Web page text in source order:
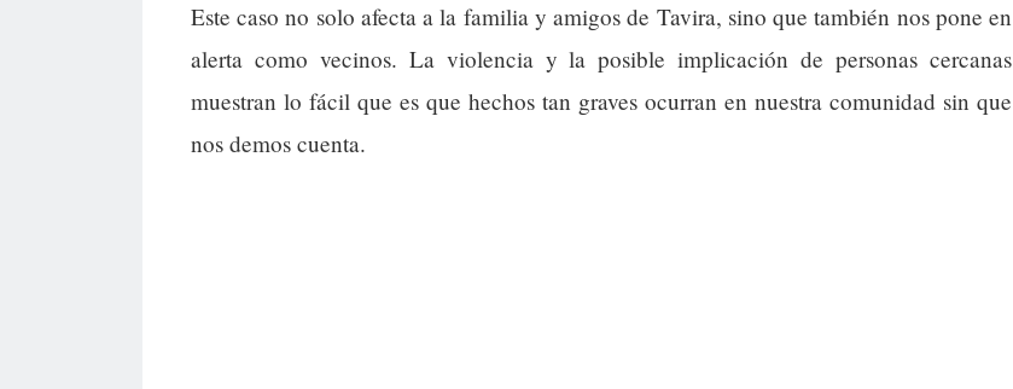
Este caso no solo afecta a la familia y amigos de Tavira, sino que también nos pone en
alerta como vecinos. La violencia y la posible implicación de personas cercanas
muestran lo fácil que es que hechos tan graves ocurran en nuestra comunidad sin que
nos demos cuenta.